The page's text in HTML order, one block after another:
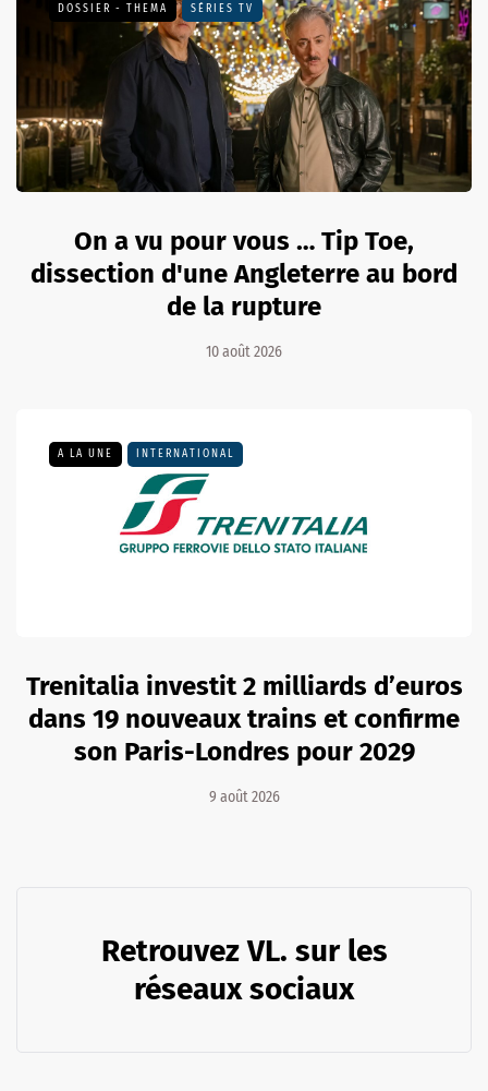
DOSSIER - THEMA SÉRIES TV
On a vu pour vous … Tip Toe,
dissection d'une Angleterre au bord
de la rupture
10 août 2026
A LA UNE INTERNATIONAL
Trenitalia investit 2 milliards d’euros
dans 19 nouveaux trains et confirme
son Paris-Londres pour 2029
9 août 2026
Retrouvez VL. sur les
réseaux sociaux